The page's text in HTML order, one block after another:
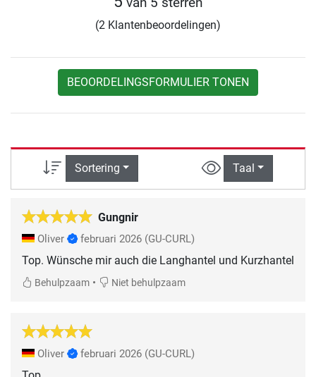
(2 Klantenbeoordelingen)
BEOORDELINGSFORMULIER TONEN
Sortering Taal
Gungnir
Oliver februari 2026 (GU-CURL)
Top. Wünsche mir auch die Langhantel und Kurzhantel
Behulpzaam • Niet behulpzaam
Oliver februari 2026 (GU-CURL)